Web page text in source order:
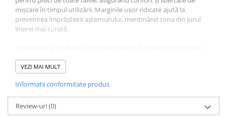
Perii & Piepteni Pisici
Accesorii Pisici
Castroane & Adapatori Pisici
Cuști & Genți Pisici
Litiere Pisici
Jucării Pisici
mișcare în timpul utilizării. Marginile ușor ridicate ajută la
prevenirea împrăștierii așternutului, menținând zona din jurul
litierei mai curată.
zilnică mai ușoară și mai igienică. Este alegerea ideală pentru
proprietarii care doresc un produs eficient, durabil și convenabil
Avantaje MIAU MIAU Litieră pentru Pisică, Lopățică Inclusă,
Albastru, 49.5x37.5x15cm
: design modern și compact, material
VEZI MAI MULT
Informatii conformitate produs
Review-uri(0)